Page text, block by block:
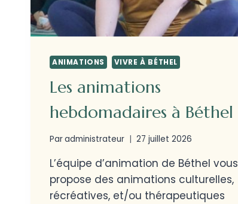
ANIMATIONS VIVRE À BÉTHEL
Les animations
hebdomadaires à Béthel
Paradministrateur 27 juillet 2026
L’équipe d’animation de Béthel vous
propose des animations culturelles,
récréatives, et/ou thérapeutiques